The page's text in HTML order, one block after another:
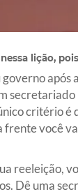
lição,
critério é
frente você
reeleição,
Dê uma